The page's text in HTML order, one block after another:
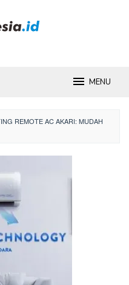
MENU
REMOTE AC AKARI: MUDAH